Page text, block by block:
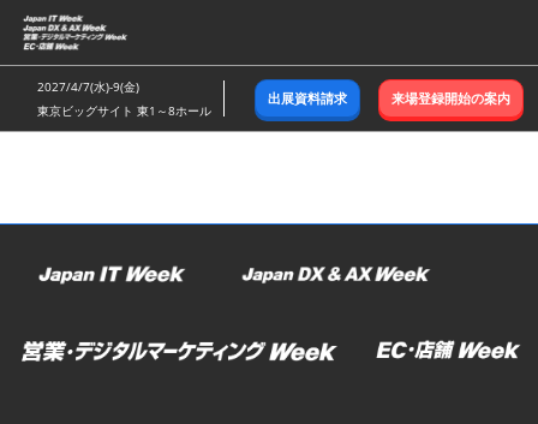
ス
キ
ッ
し
む
2027/4/7(水)-9(金)
東京ビッグサイト 東1～8ホール
出展資料請求 来場登録開始の案内